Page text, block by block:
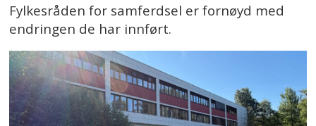
Fylkesråden for samferdsel er fornøyd med
endringen de har innført.